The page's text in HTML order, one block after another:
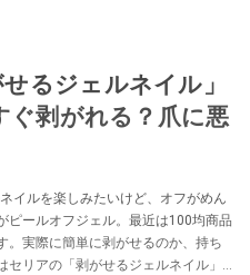
るジェルネイル」
ぐ剥がれる？爪に悪
イルを楽しみたいけど、オフがめん
ピールオフジェル。最近は100均商品
。実際に簡単に剥がせるのか、持ち
リアの「剥がせるジェルネイル」